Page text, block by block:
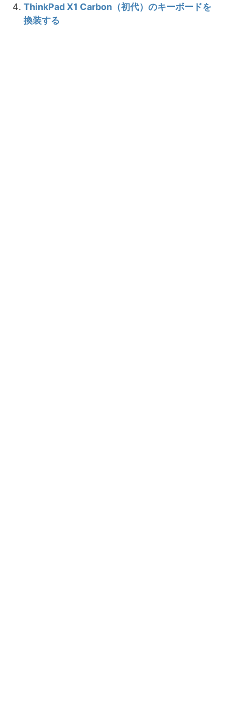
ThinkPad X1 Carbon（初代）のキーボードを
換装する